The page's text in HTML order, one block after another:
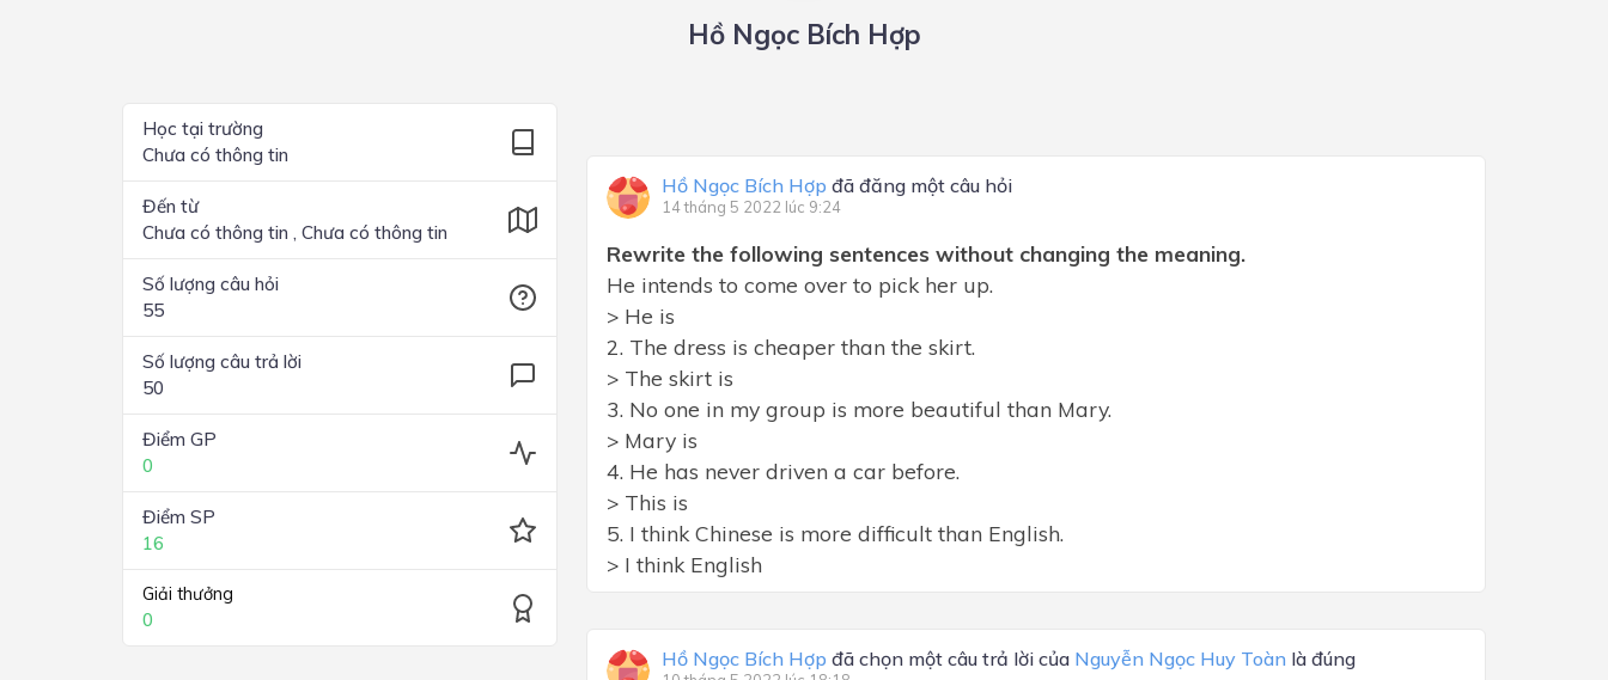
Lớp 2
Hồ Ngọc Bích Hợp
Học tại trường
Chưa có thông tin
Đến từ
Chưa có thông tin , Chưa có thông tin
Số lượng câu hỏi
55
Số lượng câu trả lời
50
Điểm GP
0
Điểm SP
16
Giải thưởng
0
Hồ Ngọc Bích Hợp đã đăng một câu hỏi
14 tháng 5 2022 lúc 9:24
Rewrite the following sentences without changing the meaning.
He intends to come over to pick her up.
> He is
2. The dress is cheaper than the skirt.
> The skirt is
3. No one in my group is more beautiful than Mary.
> Mary is
4. He has never driven a car before.
> This is
5. I think Chinese is more difficult than English.
> I think English
Hồ Ngọc Bích Hợp đã chọn một câu trả lời của Nguyễn Ngọc Huy Toàn là đúng